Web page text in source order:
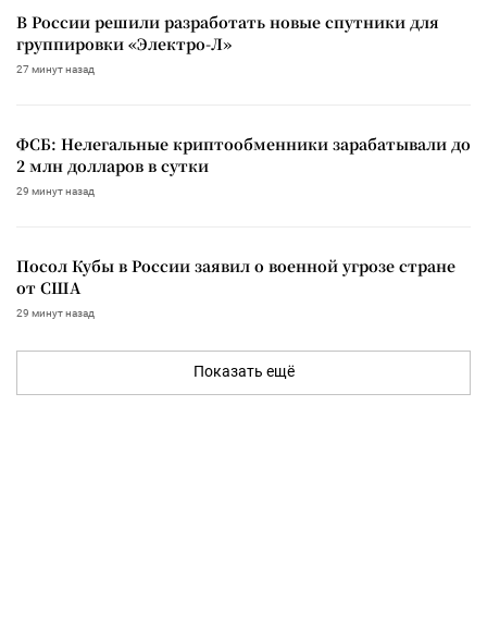
В России решили разработать новые спутники для
группировки «Электро-Л»
27 минут назад
ФСБ: Нелегальные криптообменники зарабатывали до
2 млн долларов в сутки
29 минут назад
Посол Кубы в России заявил о военной угрозе стране
от США
29 минут назад
Показать ещё